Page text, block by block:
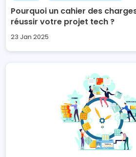
Pourquoi un cahier des
réussir votre projet tech ?
23 Jan 2025